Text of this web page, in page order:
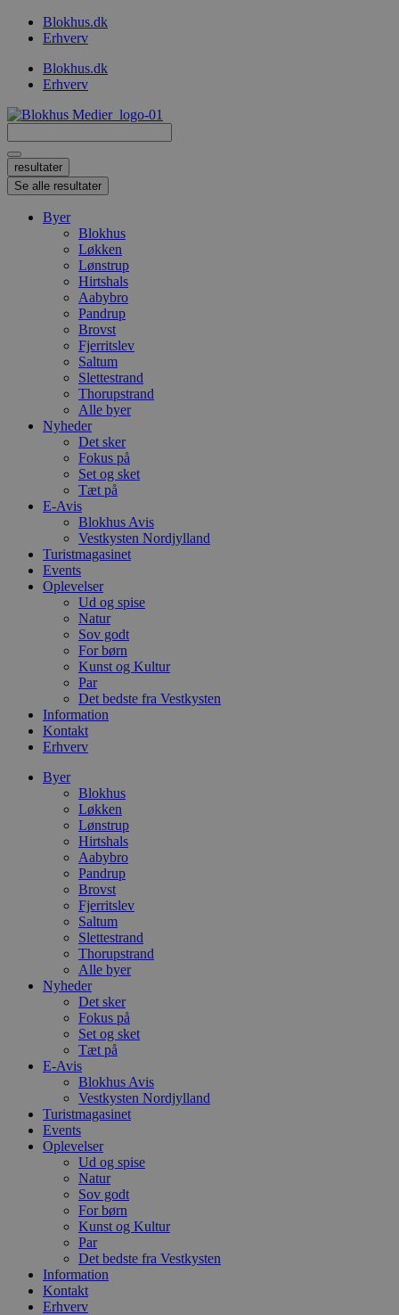
VidereBlokhus.dk
Erhverv
Blokhus.dk
Erhverv
...
resultater
Se alle resultater
Byer
Blokhus
Løkken
Lønstrup
Hirtshals
Aabybro
Pandrup
Brovst
Fjerritslev
Saltum
Slettestrand
Thorupstrand
Alle byer
Nyheder
Det sker
Fokus på
Set og sket
Tæt på
E-Avis
Blokhus Avis
Vestkysten Nordjylland
Turistmagasinet
Events
Oplevelser
Ud og spise
Natur
Sov godt
For børn
Kunst og Kultur
Par
Det bedste fra Vestkysten
Information
Kontakt
Erhverv
Byer
Blokhus
Løkken
Lønstrup
Hirtshals
Aabybro
Pandrup
Brovst
Fjerritslev
Saltum
Slettestrand
Thorupstrand
Alle byer
Nyheder
Det sker
Fokus på
Set og sket
Tæt på
E-Avis
Blokhus Avis
Vestkysten Nordjylland
Turistmagasinet
Events
Oplevelser
Ud og spise
Natur
Sov godt
For børn
Kunst og Kultur
Par
Det bedste fra Vestkysten
Information
Kontakt
Erhverv